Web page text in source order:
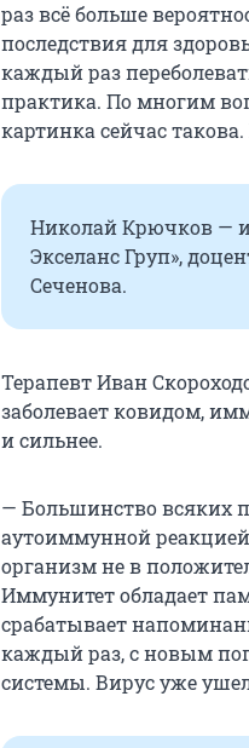
раз всё больше
последствия для
каждый раз
практика. По многим
картинка сейчас
Николай Крючков —
Экселанс Груп»,
Сеченова.
Терапевт Иван
заболевает ковидом,
и сильнее.
— Большинство всяких
аутоиммунной
организм не в
Иммунитет обладает
срабатывает
каждый раз, с новым
системы. Вирус уже